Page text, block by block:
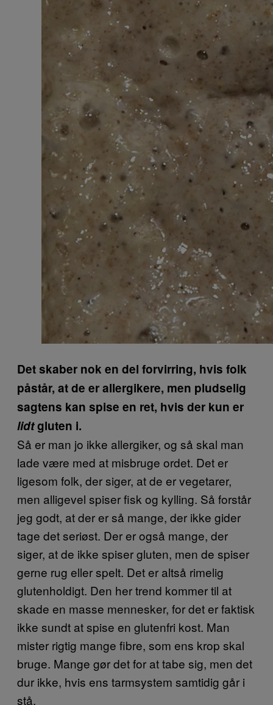
Det skaber nok en del forvirring, hvis folk
påstår, at de er allergikere, men pludselig
sagtens kan spise en ret, hvis der kun er
lidtgluten i.
Så er man jo ikke allergiker, og så skal man
lade være med at misbruge ordet. Det er
ligesom folk, der siger, at de er vegetarer,
men alligevel spiser fisk og kylling. Så forstår
jeg godt, at der er så mange, der ikke gider
tage det seriøst. Der er også mange, der
siger, at de ikke spiser gluten, men de spiser
gerne rug eller spelt. Det er altså rimelig
glutenholdigt. Den her trend kommer til at
skade en masse mennesker, for det er faktisk
ikke sundt at spise en glutenfri kost. Man
mister rigtig mange fibre, som ens krop skal
bruge. Mange gør det for at tabe sig, men det
dur ikke, hvis ens tarmsystem samtidig går i
stå.